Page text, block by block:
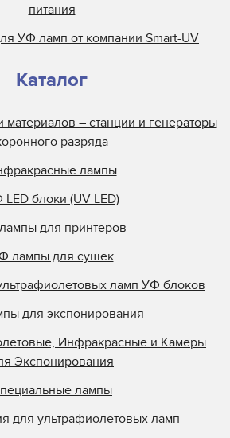
питания
УФ ламп от компании Smart-UV
Каталог
– станции и генераторы
разряда
лампы
блоки (UV LED)
для принтеров
лампы для сушек
ламп УФ блоков
для экспонирования
Инфракрасные и Камеры
Экспонирования
лампы
для ультрафиолетовых ламп